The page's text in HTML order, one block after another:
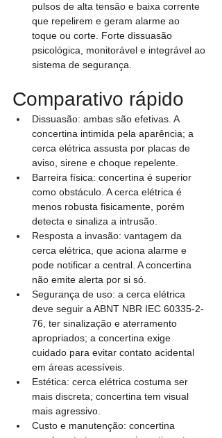
pulsos de alta tensão e baixa corrente
que repelirem e geram alarme ao
toque ou corte. Forte dissuasão
psicológica, monitorável e integrável ao
sistema de segurança.
Comparativo rápido
Dissuasão: ambas são efetivas. A
concertina intimida pela aparência; a
cerca elétrica assusta por placas de
aviso, sirene e choque repelente.
Barreira física: concertina é superior
como obstáculo. A cerca elétrica é
menos robusta fisicamente, porém
detecta e sinaliza a intrusão.
Resposta a invasão: vantagem da
cerca elétrica, que aciona alarme e
pode notificar a central. A concertina
não emite alerta por si só.
Segurança de uso: a cerca elétrica
deve seguir a ABNT NBR IEC 60335-2-
76, ter sinalização e aterramento
apropriados; a concertina exige
cuidado para evitar contato acidental
em áreas acessíveis.
Estética: cerca elétrica costuma ser
mais discreta; concertina tem visual
mais agressivo.
Custo e manutenção: concertina